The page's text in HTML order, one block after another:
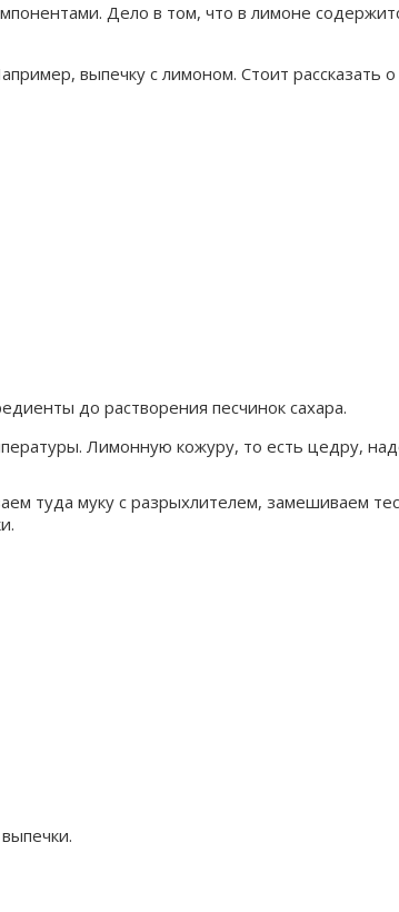
Дело в том, что в лимоне
выпечку с лимоном. Стоит рассказать
до растворения песчинок сахара.
Лимонную кожуру, то есть цедру,
туда муку с разрыхлителем, замешиваем